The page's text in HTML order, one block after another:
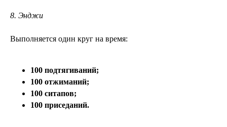
8. Энджи
Выполняется один круг на время:
100 подтягиваний;
100 отжиманий;
100 ситапов;
100 приседаний.